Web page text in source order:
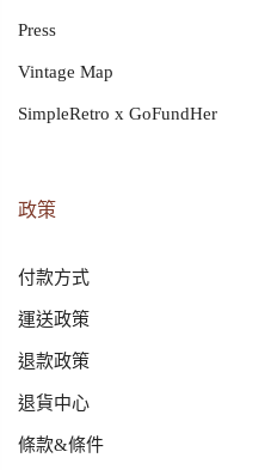
Press
Vintage Map
SimpleRetro x GoFundHer
政策
付款方式
運送政策
退款政策
退貨中心
條款&條件